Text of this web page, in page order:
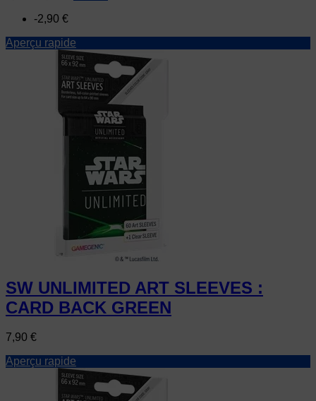
base
-2,90 €
Aperçu rapide
SW UNLIMITED ART SLEEVES :
CARD BACK GREEN
Prix
7,90 €
Aperçu rapide